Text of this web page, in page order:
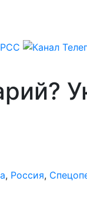
, Россия,